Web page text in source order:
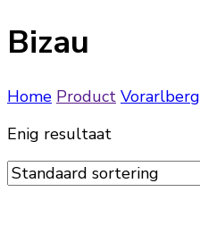
Bizau
Home Product Vorarlberg
Enig resultaat